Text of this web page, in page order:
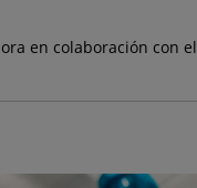
en colaboración con